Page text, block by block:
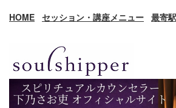
HOME セッション・講座メニュー 最寄